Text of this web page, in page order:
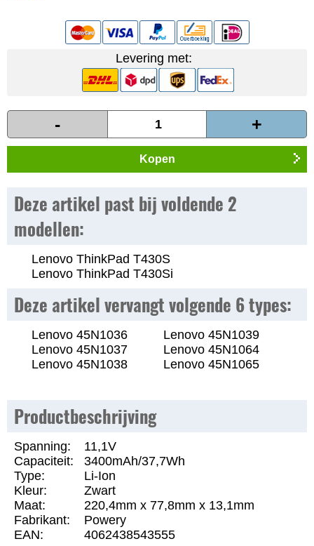
Levering met:
- +
Kopen
Deze artikel past bij voldende 2
modellen:
Lenovo ThinkPad T430S
Lenovo ThinkPad T430Si
Deze artikel vervangt volgende 6 types:
Lenovo 45N1036
Lenovo 45N1037
Lenovo 45N1038
Lenovo 45N1039
Lenovo 45N1064
Lenovo 45N1065
Productbeschrijving
Spanning:
11,1V
Capaciteit:
3400mAh/37,7Wh
Type:
Li-Ion
Kleur:
Zwart
Maat:
220,4mm x 77,8mm x 13,1mm
Fabrikant:
Powery
EAN:
4062438543555